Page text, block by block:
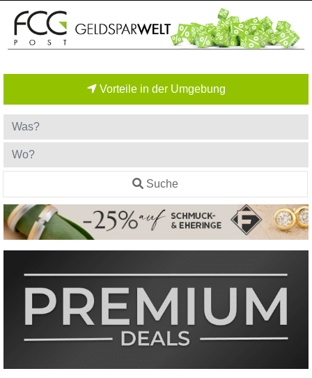
Vorteile in der Umgebung
Suche